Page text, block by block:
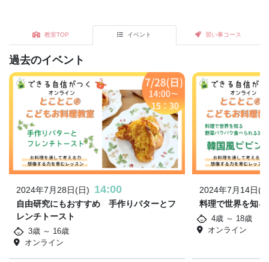
教室TOP イベント 習い事コース
過去のイベント
2024年7月28日(日) 14:00
自由研究にもおすすめ 手作りバターとフ
レンチトースト
3歳 ～ 16歳
オンライン
2024年7月14日(
料理で世界を知
4歳 ～ 18歳
オンライン